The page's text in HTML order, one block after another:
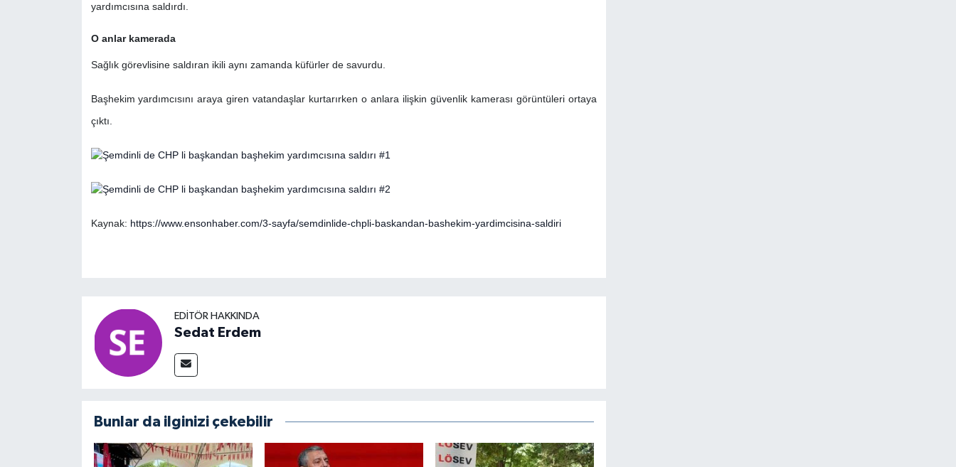
yardımcısına saldırdı.
O anlar kamerada
Sağlık görevlisine saldıran ikili aynı zamanda küfürler de savurdu.
Başhekim yardımcısını araya giren vatandaşlar kurtarırken o anlara ilişkin güvenlik kamerası görüntüleri ortaya
çıktı.
Kaynak: https://www.ensonhaber.com/3-sayfa/semdinlide-chpli-baskandan-bashekim-yardimcisina-saldiri
EDITÖR HAKKINDA
Sedat Erdem
Bunlar da ilginizi çekebilir